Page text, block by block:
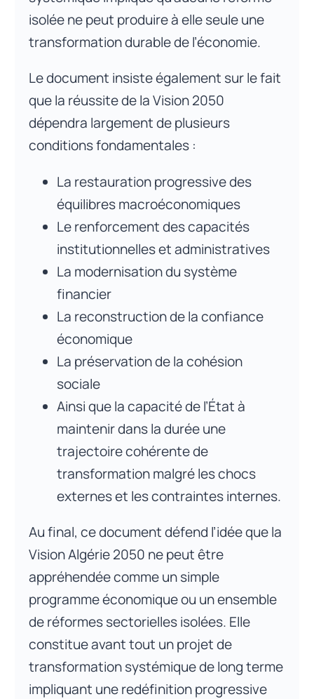
isolée ne peut produire à elle seule une
transformation durable de l’économie.
Le document insiste également sur le fait
que la réussite de la Vision 2050
dépendra largement de plusieurs
conditions fondamentales :
La restauration progressive des
équilibres macroéconomiques
Le renforcement des capacités
institutionnelles et administratives
La modernisation du système
financier
La reconstruction de la confiance
économique
La préservation de la cohésion
sociale
Ainsi que la capacité de l’État à
maintenir dans la durée une
trajectoire cohérente de
transformation malgré les chocs
externes et les contraintes internes.
Au final, ce document défend l’idée que la
Vision Algérie 2050 ne peut être
appréhendée comme un simple
programme économique ou un ensemble
de réformes sectorielles isolées. Elle
constitue avant tout un projet de
transformation systémique de long terme
impliquant une redéfinition progressive